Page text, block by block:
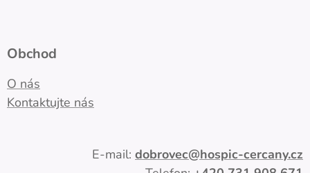
Obchod
O nás
Kontaktujte nás
E-mail: dobrovec@hospic-cercany.cz